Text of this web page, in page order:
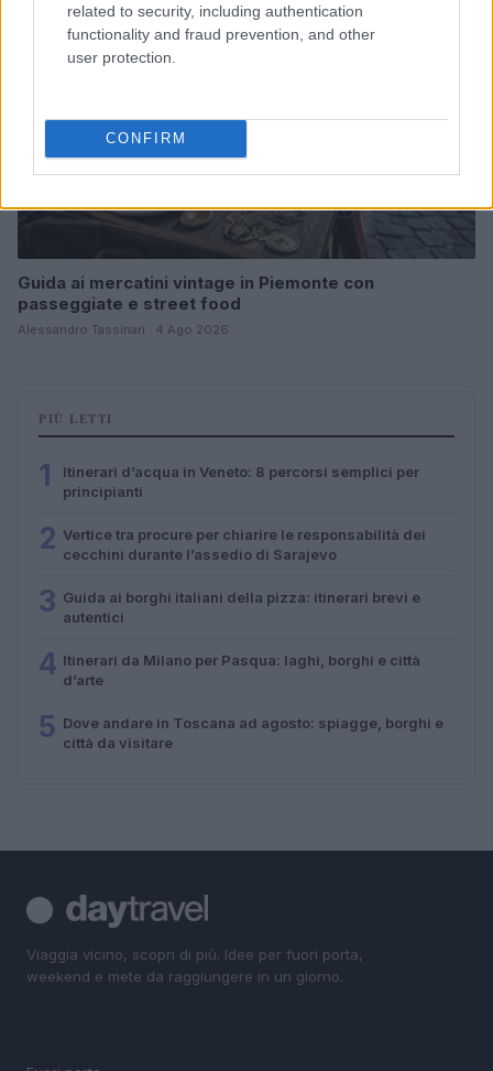
related to security, including authentication
functionality and fraud prevention, and other
user protection.
CONFIRM
Guida ai mercatini vintage in Piemonte con
passeggiate e street food
Alessandro Tassinari · 4 Ago 2026
PIÙ LETTI
1
Itinerari d’acqua in Veneto: 8 percorsi semplici per
principianti
2 Vertice tra procure per chiarire le responsabilità dei
cecchini durante l’assedio di Sarajevo
3 Guida ai borghi italiani della pizza: itinerari brevi e
autentici
4 Itinerari da Milano per Pasqua: laghi, borghi e città
d’arte
5 Dove andare in Toscana ad agosto: spiagge, borghi e
città da visitare
Viaggia vicino, scopri di più. Idee per fuori porta,
weekend e mete da raggiungere in un giorno.